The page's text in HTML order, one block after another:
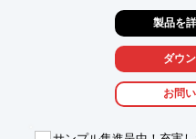
eラーニングシステムです。
企業研修や社員教育に必要な
ご要望の際はお気軽に、お問
■受講者の成績や評価がひと目
製品を
ダウ
お問